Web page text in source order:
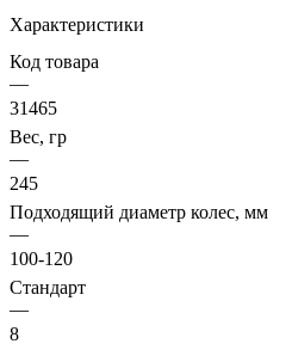
Характеристики
Код товара
—
31465
Вес, гр
—
245
Подходящий диаметр колес, мм
—
100-120
Стандарт
—
8